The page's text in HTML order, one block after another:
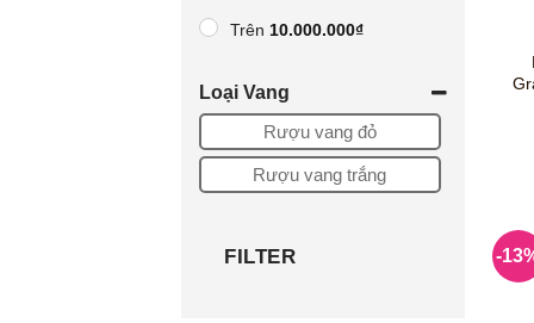
Trên 10.000.000₫
Loại Vang
Rượu vang đỏ
Rượu vang trắng
FILTER -